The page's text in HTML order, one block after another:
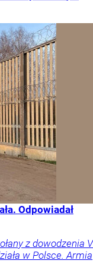
Odpowiadał
z dowodzenia V
w Polsce. Armia